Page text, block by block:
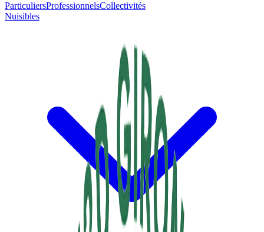
ParticuliersProfessionnelsCollectivités
Nuisibles